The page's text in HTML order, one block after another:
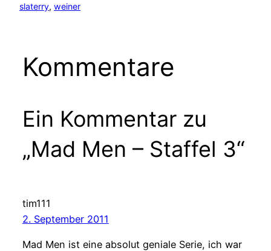
slaterry, weiner
Kommentare
Ein Kommentar zu
„Mad Men – Staffel 3“
tim111
2. September 2011
Mad Men ist eine absolut geniale Serie, ich war